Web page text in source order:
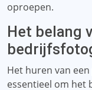
oproepen.
Het belang
Het huren van
essentieel om het